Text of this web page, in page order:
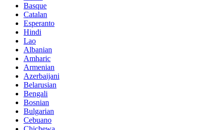
Basque
Catalan
Esperanto
Hindi
Lao
Albanian
Amharic
Armenian
Azerbaijani
Belarusian
Bengali
Bosnian
Bulgarian
Cebuano